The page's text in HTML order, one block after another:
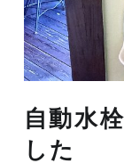
site
navigation
自動水
した